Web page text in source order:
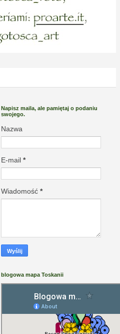
Napisz maila, ale pamiętaj o podaniu
swojego.
Nazwa
E-mail *
Wiadomość *
blogowa mapa Toskanii